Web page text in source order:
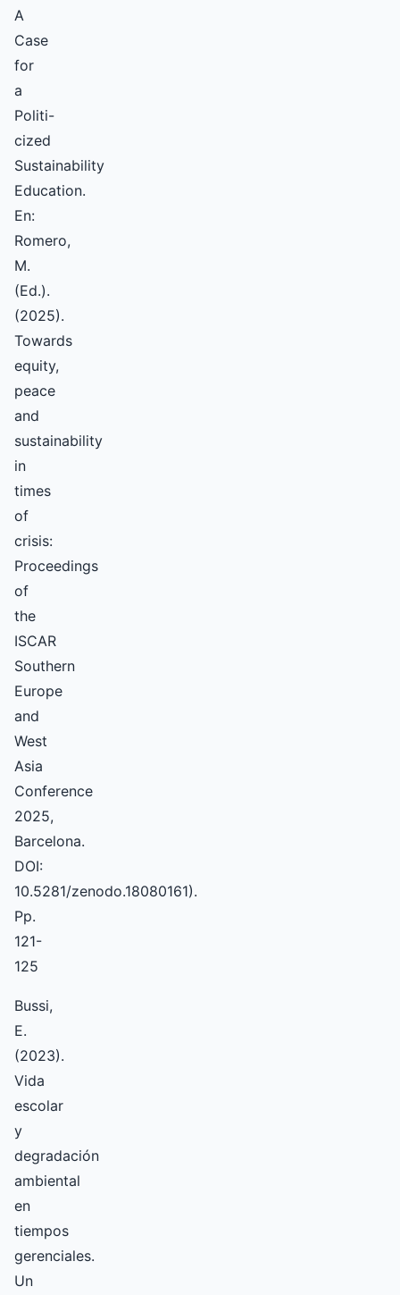
A
Case
for
a
Politi-
cized
Sustainability
Education.
En:
Romero,
M.
(Ed.).
(2025).
Towards
equity,
peace
and
sustainability
in
times
of
crisis:
Proceedings
of
the
ISCAR
Southern
Europe
and
West
Asia
Conference
2025,
Barcelona.
DOI:
10.5281/zenodo.18080161).
Pp.
121-
125
Bussi,
E.
(2023).
Vida
escolar
y
degradación
ambiental
en
tiempos
gerenciales.
Un